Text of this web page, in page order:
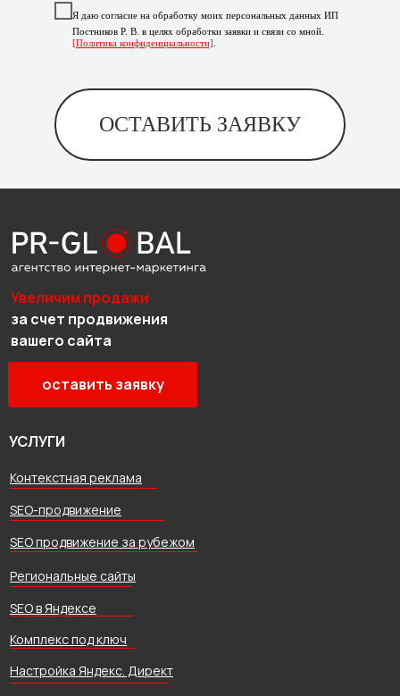
Я даю согласие на обработку моих персональных данных ИП
Постников Р. В. в целях обработки заявки и связи со мной.
[Политика конфиденциальности]
ОСТАВИТЬ ЗАЯВКУ
Увеличим продажи
за счет продвижения
вашего сайта
УСЛУГИ
SEO-продвижение
Контекстная реклама
SEO продвижение за рубежом
оставить заявку
Региональные сайты
Настройка Яндекс. Директ
SEO в Яндексе
Комплекс под ключ